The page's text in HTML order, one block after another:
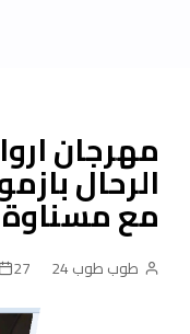
مهرجان
الرحال
مع
طوب طوب 24 27 يونيو، 2026